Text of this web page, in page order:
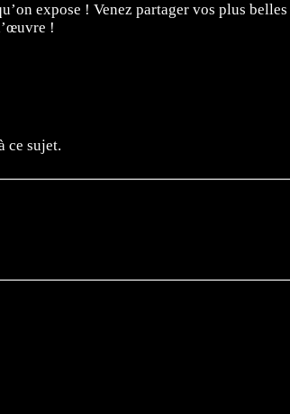
expose ! Venez partager vos plus
!
ce sujet.